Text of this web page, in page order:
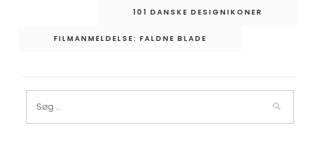
Indlægsnavigation101 DANSKE DESIGNIKONER
FILMANMELDELSE: FALDNE BLADE